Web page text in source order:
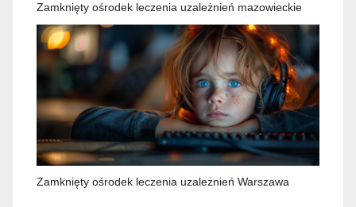
Zamknięty ośrodek leczenia uzależnień mazowieckie
Zamknięty ośrodek leczenia uzależnień Warszawa